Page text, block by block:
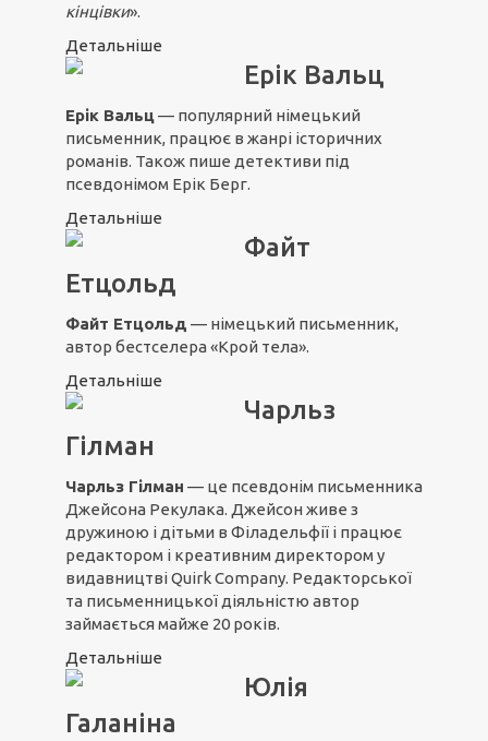
кінцівки».
Детальніше
Ерік Вальц
Ерік Вальц— популярний німецький
письменник, працює в жанрі історичних
романів. Також пише детективи під
псевдонімом Ерік Берг.
Детальніше
Файт
Етцольд
Файт Етцольд — німецький письменник,
автор бестселера «Крой тела».
Детальніше
Чарльз
Гілман
Чарльз Гілман — це псевдонім письменника
Джейсона Рекулака. Джейсон живе з
дружиною і дітьми в Філадельфії і працює
редактором і креативним директором у
видавництві Quirk Company. Редакторської
та письменницької діяльністю автор
займається майже 20 років.
Детальніше
Юлія
Галаніна